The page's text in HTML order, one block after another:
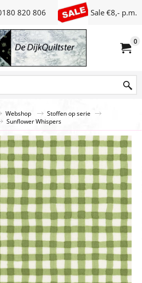
820 806 Sale €8,- p.m.
0
Webshop
Stoffen op serie
Sunflower Whispers